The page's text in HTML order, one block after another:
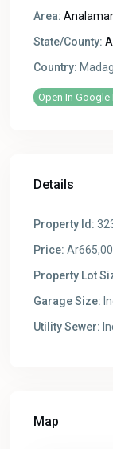
Area:
State/County:
Country:
Open In Google
Details
Property Id:
Price:
Property Lot
Garage Size:
Utility Sewer:
Map